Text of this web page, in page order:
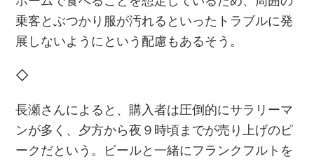
乗客とぶつかり服が汚れるといったトラブルに発
展しないようにという配慮もあるそう。
◇
長瀬さんによると、購入者は圧倒的にサラリーマ
ンが多く、夕方から夜９時頃までが売り上げのピ
ークだという。ビールと一緒にフランクフルトを